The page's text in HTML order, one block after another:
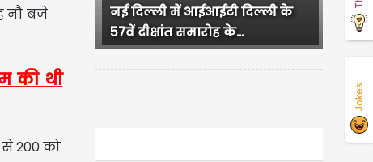
नौ बजे
की थी
200 को
नई दिल्ली में आईआईटी दिल्ली के
57वें दीक्षांत समारोह के...
Jalandhar में Grand
में पुलिस की Raid,
Jokes